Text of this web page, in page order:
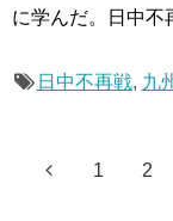
に学んだ。日中不
日中不再戦, 九
1 2